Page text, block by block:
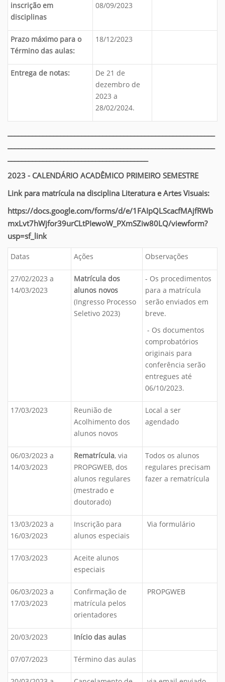
inscrição em
disciplinas
08/09/2023
Prazo máximo para o
Término das aulas:
18/12/2023
Entrega de notas:
De 21 de
dezembro de
2023 a
28/02/2024.
2023 - CALENDÁRIO ACADÊMICO PRIMEIRO SEMESTRE
Link para matrícula na disciplina Literatura e Artes Visuais:
https://docs.google.com/forms/d/e/1FAIpQLScacfMAjfRWb
mxLvt7hWjfor39urCLtPIewoW_PXmSZiw80LQ/viewform?
usp=sf_link
Datas Ações Observações
27/02/2023 a
14/03/2023
Matrícula dos
alunos novos
(Ingresso Processo
Seletivo 2023)
- Os procedimentos
para a matrícula
serão enviados em
breve.
- Os documentos
comprobatórios
originais para
conferência serão
entregues até
06/10/2023.
17/03/2023
Reunião de
Acolhimento dos
alunos novos
Local a ser
agendado
06/03/2023 a
14/03/2023
Rematrícula, via
PROPGWEB, dos
alunos regulares
(mestrado e
doutorado)
Todos os alunos
regulares precisam
fazer a rematrícula
13/03/2023 a
16/03/2023
Inscrição para
alunos especiais
Via formulário
17/03/2023
Aceite alunos
especiais
06/03/2023 a
17/03/2023
Confirmação de
matrícula pelos
orientadores
PROPGWEB
20/03/2023 Início das aulas
07/07/2023 Término das aulas